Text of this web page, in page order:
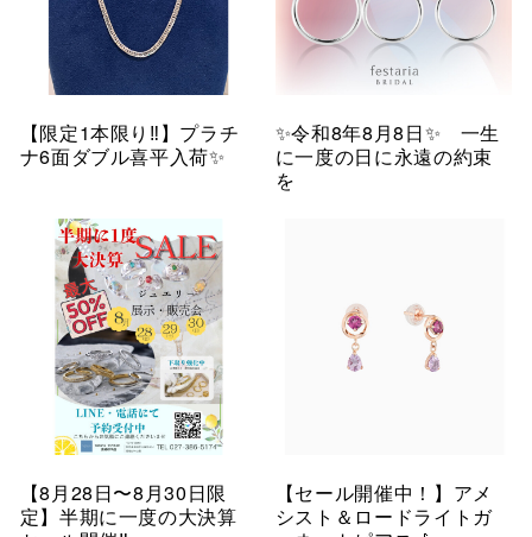
【限定1本限り‼︎】プラチ
ナ6面ダブル喜平入荷✨
✨令和8年8月8日✨ 一生
に一度の日に永遠の約束
を
【8月28日〜8月30日限
定】半期に一度の大決算
【セール開催中！】アメ
シスト＆ロードライトガ